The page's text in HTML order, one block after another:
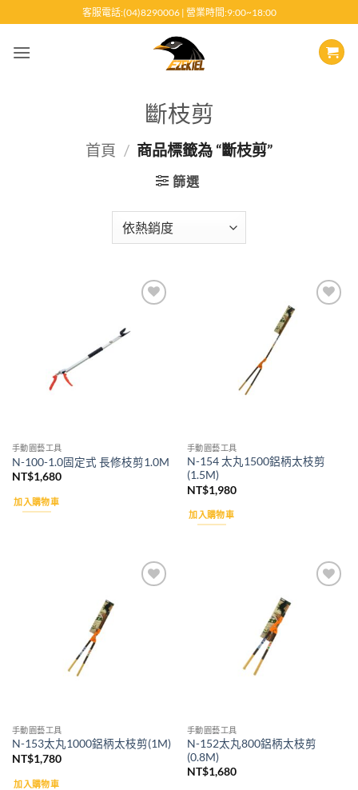
至
客服電話:(04)8290006 | 營業時間:9:00~18:00
斷枝剪
首頁 / 商品標籤為 “斷枝剪”
篩選
手動園藝工具
N-100-1.0固定式 長修枝剪1.0M
NT$1,680
加入購物車
手動園藝工具
N-154 太丸1500鋁柄太枝剪
(1.5M)
NT$1,980
加入購物車
手動園藝工具
N-153太丸1000鋁柄太枝剪(1M)
NT$1,780
加入購物車
手動園藝工具
N-152太丸800鋁柄太枝剪
(0.8M)
NT$1,680